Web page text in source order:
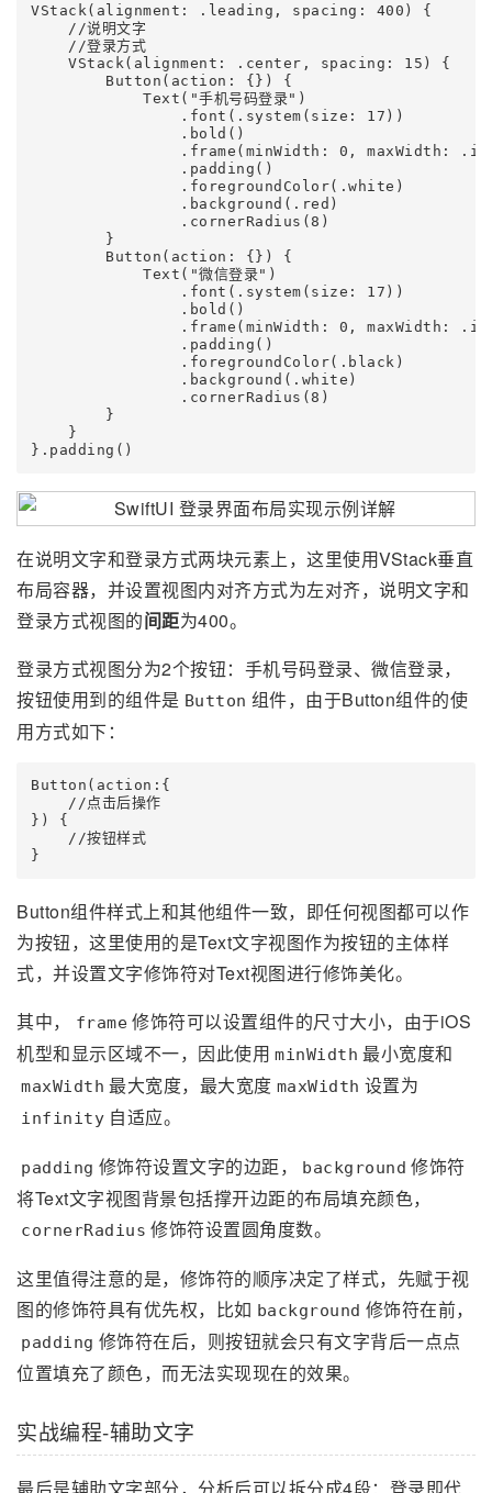
VStack(alignment: .leading, spacing: 400) {
    //说明文字
    //登录方式
    VStack(alignment: .center, spacing: 15) {
        Button(action: {}) {
            Text("手机号码登录")
                .font(.system(size: 17))
                .bold()
.frame(minWidth: 0, maxWidth:
                .padding()
                .foregroundColor(.white)
                .background(.red)
                .cornerRadius(8)
        }
        Button(action: {}) {
            Text("微信登录")
                .font(.system(size: 17))
                .bold()
.frame(minWidth: 0, maxWidth:
                .padding()
                .foregroundColor(.black)
                .background(.white)
                .cornerRadius(8)
        }
    }
在说明文字和登录方式两块元素上，这里使用VStack垂直
布局容器，并设置视图内对齐方式为左对齐，说明文字和
登录方式视图的间距为400。
登录方式视图分为2个按钮：手机号码登录、微信登录，
按钮使用到的组件是 Button 组件，由于Button组件的使
用方式如下：
Button(action:{
    //点击后操作
}) {
    //按钮样式
Button组件样式上和其他组件一致，即任何视图都可以作
为按钮，这里使用的是Text文字视图作为按钮的主体样
式，并设置文字修饰符对Text视图进行修饰美化。
其中，
frame 修饰符可以设置组件的尺寸大小，由于iOS
机型和显示区域不一，因此使用 minWidth 最小宽度和
maxWidth 最大宽度，最大宽度 maxWidth 设置为
infinity 自适应。
padding 修饰符设置文字的边距， background 修饰符
将Text文字视图背景包括撑开边距的布局填充颜色，
cornerRadius 修饰符设置圆角度数。
这里值得注意的是，修饰符的顺序决定了样式，先赋于视
图的修饰符具有优先权，比如 background 修饰符在前，
padding 修饰符在后，则按钮就会只有文字背后一点点
位置填充了颜色，而无法实现现在的效果。
实战编程-辅助文字